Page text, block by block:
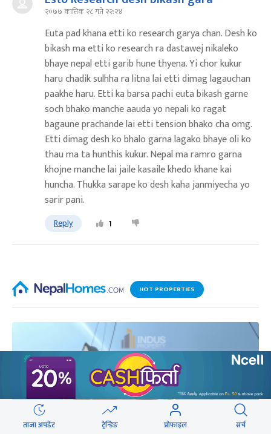
२०७७ कात्तिक २८ गते २२:२४
Euta pad khana etti ko research garya chan. Desh ko
bikash ma etti ko research ra dastawej nikaleko
bhaye nepal etti garib hune thyena. Yi chor kukur
haru chadik sulhha ra litna lai etti dimag lagauchan
paakhe haru. Etti ka barsa pachi euta bikash garne
soch bhako manche aauda yo nepali ko ragat
bagaune prachande lai etti tension bhako cha omg.
Etti dimag desh ko bhalo garna lagako bhaye oli ko
thau ma ta hunthis kukur. Nepal ma ramro garna
khojne manche lai jaile kasaile khedo khane kai
huncha. Thukka sarape ko desh kaha janmiyecha yo
sarir pani.
Reply 1
HOT PROPERTIES
ताजा अपडेट ट्रेन्डिङ प्रोफाइल सर्च